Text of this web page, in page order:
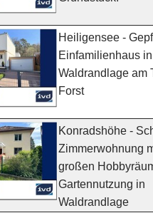
Heiligensee -
Einfamilienhaus
Waldrandlage am
Forst
Konradshöhe -
Zimmerwohnung
großen
Gartennutzung in
Waldrandlage